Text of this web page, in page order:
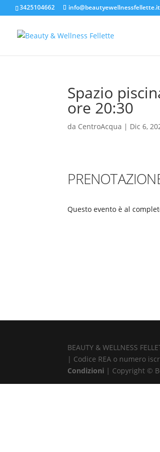
3425104662 info@beautyewellnessfellette.it
Spazio
ore 20:30
da CentroAcqua | Dic 6,
Questo evento è al
BEAUTY & WELLNESS
| Codice REA o numero
Condizioni | Copyright ©